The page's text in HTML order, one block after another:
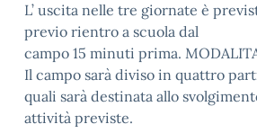
L’ uscita nelle tre giornate è
previo rientro a scuola dal
campo 15 minuti prima.
Il campo sarà diviso in quattro
quali sarà destinata allo
attività previste.